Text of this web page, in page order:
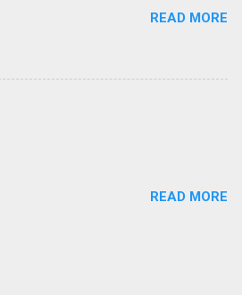
READ MORE
READ MORE